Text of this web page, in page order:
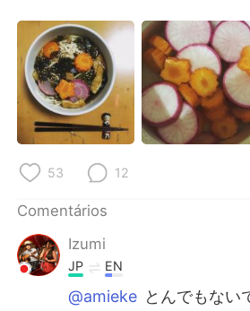
53 12
Comentários
Izumi
JP EN
@amieke とんでもない